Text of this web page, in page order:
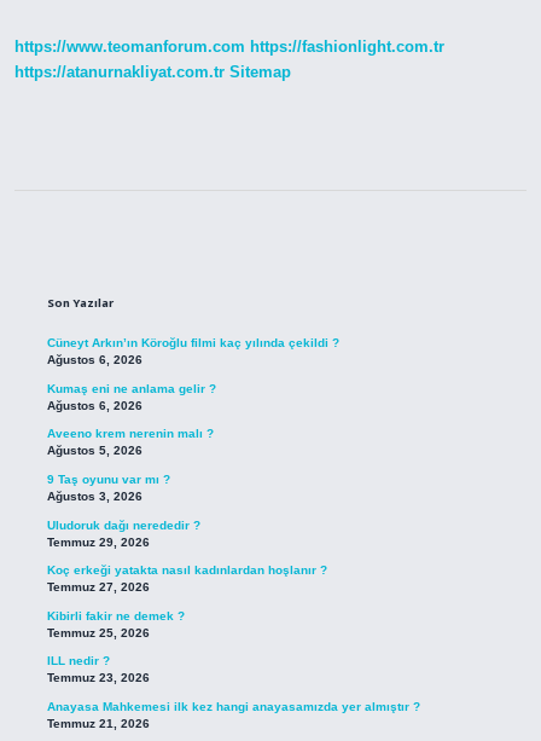
https://www.teomanforum.com https://fashionlight.com.tr
https://atanurnakliyat.com.tr Sitemap
Son Yazılar
Cüneyt Arkın’ın Köroğlu filmi kaç yılında çekildi ?
Ağustos 6, 2026
Kumaş eni ne anlama gelir ?
Ağustos 6, 2026
Aveeno krem nerenin malı ?
Ağustos 5, 2026
9 Taş oyunu var mı ?
Ağustos 3, 2026
Uludoruk dağı nerededir ?
Temmuz 29, 2026
Koç erkeği yatakta nasıl kadınlardan hoşlanır ?
Temmuz 27, 2026
Kibirli fakir ne demek ?
Temmuz 25, 2026
ILL nedir ?
Temmuz 23, 2026
Anayasa Mahkemesi ilk kez hangi anayasamızda yer almıştır ?
Temmuz 21, 2026